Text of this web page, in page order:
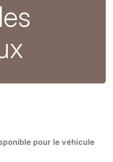
pour le véhicule